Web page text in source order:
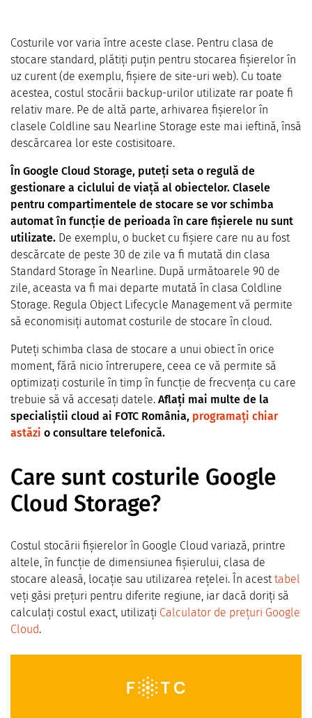
Costurile vor varia între aceste clase. Pentru clasa de
stocare standard, plătiți puțin pentru stocarea fișierelor în
uz curent (de exemplu, fișiere de site-uri web). Cu toate
acestea, costul stocării backup-urilor utilizate rar poate fi
relativ mare. Pe de altă parte, arhivarea fișierelor în
clasele Coldline sau Nearline Storage este mai ieftină, însă
descărcarea lor este costisitoare.
În Google Cloud Storage, puteți seta o regulă de
gestionare a ciclului de viață al obiectelor. Clasele
pentru compartimentele de stocare se vor schimba
automat în funcție de perioada în care fișierele nu sunt
utilizate. De exemplu, o bucket cu fișiere care nu au fost
descărcate de peste 30 de zile va fi mutată din clasa
Standard Storage în Nearline. După următoarele 90 de
zile, aceasta va fi mai departe mutată în clasa Coldline
Storage. Regula Object Lifecycle Management vă permite
să economisiți automat costurile de stocare în cloud.
Puteți schimba clasa de stocare a unui obiect în orice
moment, fără nicio întrerupere, ceea ce vă permite să
optimizați costurile în timp în funcție de frecvența cu care
trebuie să vă accesați datele. Aflați mai multe de la
specialiștii cloud ai FOTC România, programați chiar
astăzi o consultare telefonică.
Care sunt costurile Google
Cloud Storage?
Costul stocării fișierelor în Google Cloud variază, printre
altele, în funcție de dimensiunea fișierului, clasa de
stocare aleasă, locație sau utilizarea rețelei. În acesttabel
veți găsi prețuri pentru diferite regiune, iar dacă doriți să
calculați costul exact, utilizați Calculator de prețuri Google
Cloud.